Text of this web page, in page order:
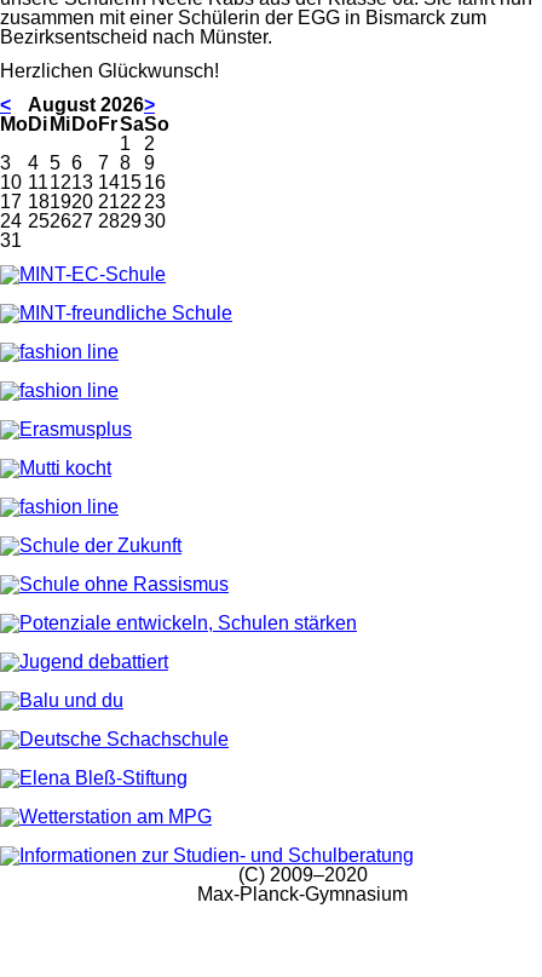
zusammen mit einer Schülerin der EGG in Bismarck zum
Bezirksentscheid nach Münster.
Herzlichen Glückwunsch!
<
August 2026>
Montag
Dienstag
Mittwoch
Donnerstag
Freitag
Samstag
Sonntag
1
2
3
4 5 6 7 8
9
10 111213 141516
17 181920 2122 23
24 252627 282930
31
(C) 2009–2020
Max-Planck-Gymnasium